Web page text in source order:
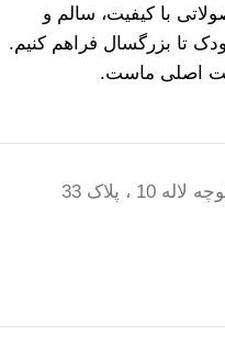
با کیفیت، سالم و
تا بزرگسال فراهم کنیم.
اصلی ماست.
، پلاک 33